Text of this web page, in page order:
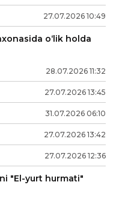
27.07.2026 10:49
o‘lik holda
28.07.2026 11:32
27.07.2026 13:45
31.07.2026 06:10
27.07.2026 13:42
27.07.2026 12:36
"El-yurt hurmati"